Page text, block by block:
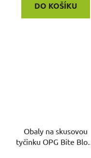
DO KOŠÍKU
Obaly na skusovou
tyčinku OPG Bite Block